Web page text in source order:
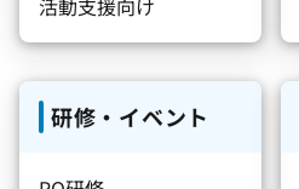
活動支援向け
研修・イベント